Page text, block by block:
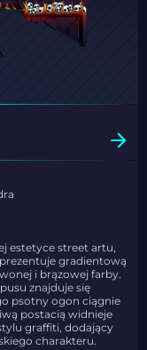
estetyce street artu,
gradientową
i brązowej farby.
znajduje się
psotny ogon ciągnie
postacią widnieje
graffiti, dodający
charakteru.